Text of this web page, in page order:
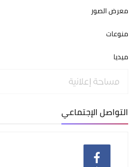
معرض الصور
منوعات
ميديا
التواصل الإجتماعي